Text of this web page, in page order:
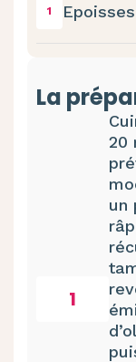
1
La
1
20
un